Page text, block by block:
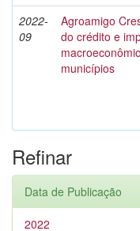
2022-
09
Agroamigo
do crédito e
municípios
Refinar
Data de Publicação
2022